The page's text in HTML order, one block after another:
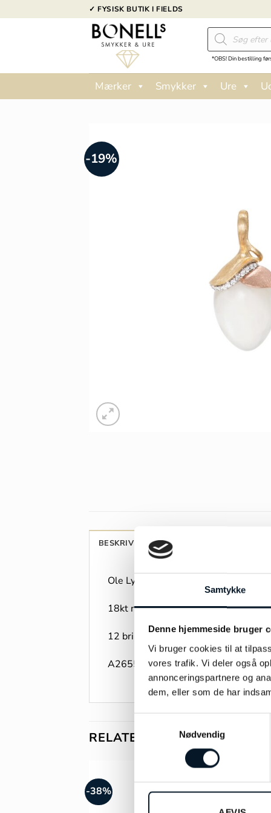
Samtykke
Denne hjemmeside bruger
Vi bruger cookies til at
vores trafik. Vi deler også
annonceringspartnere og
dem, eller som de har
Nødvendig
til
✓ FYSISK BUTIK I FIELDS
Products
search
*OBS! Din bestilling
Mærker Smykker Ure
-19%
BESKRIVELSE
Ole Lynggaard Lotus vedhæng med
18kt rød- og rosaguld
12 brillanter – i alt 0,10ct TW/VS
A2655-405
RELATEREDE VARER
-38% -